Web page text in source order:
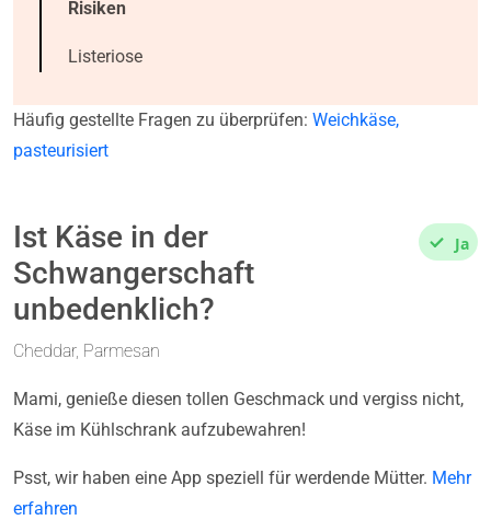
Risiken
Listeriose
Häufig gestellte Fragen zu überprüfen: Weichkäse,
pasteurisiert
Ist Käse in der
Schwangerschaft
unbedenklich?
Ja
Cheddar, Parmesan
Mami, genieße diesen tollen Geschmack und vergiss nicht,
Käse im Kühlschrank aufzubewahren!
Psst, wir haben eine App speziell für werdende Mütter. Mehr
erfahren